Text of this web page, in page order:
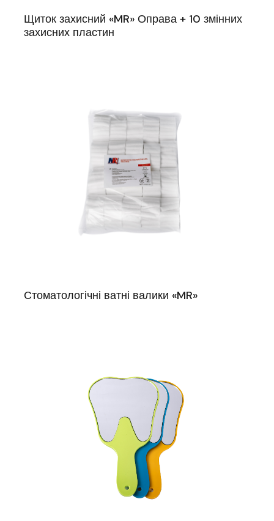
Щиток захисний «MR» Оправа + 10 змінних
захисних пластин
Стоматологічні ватні валики «MR»